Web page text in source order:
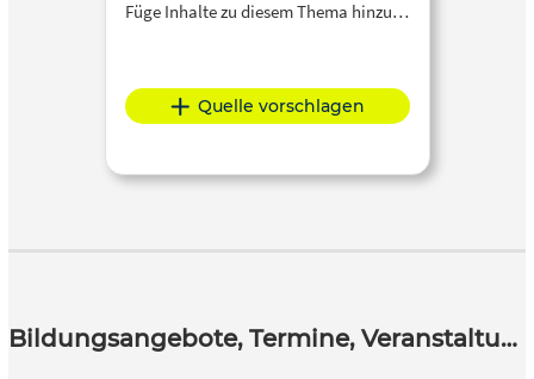
Füge Inhalte zu diesem Thema hinzu…
Quelle vorschlagen
Bildungsangebote, Termine, Veranstaltungen